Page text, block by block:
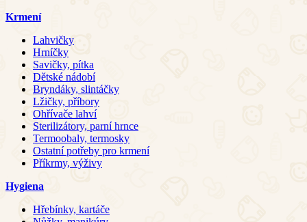
Krmení
Lahvičky
Hrníčky
Savičky, pítka
Dětské nádobí
Bryndáky, slintáčky
Lžičky, příbory
Ohřívače lahví
Sterilizátory, parní hrnce
Termoobaly, termosky
Ostatní potřeby pro krmení
Příkrmy, výživy
Hygiena
Hřebínky, kartáče